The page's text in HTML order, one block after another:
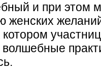
и при этом
женских
котором